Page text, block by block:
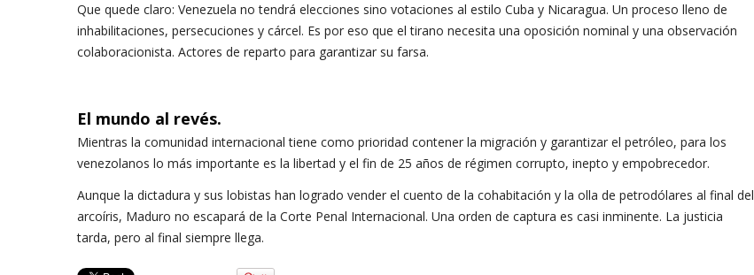
Que quede claro: Venezuela no tendrá elecciones sino votaciones al estilo Cuba y Nicaragua. Un proceso lleno de
inhabilitaciones, persecuciones y cárcel. Es por eso que el tirano necesita una oposición nominal y una observación
colaboracionista. Actores de reparto para garantizar su farsa.
El mundo al revés.
Mientras la comunidad internacional tiene como prioridad contener la migración y garantizar el petróleo, para los
venezolanos lo más importante es la libertad y el fin de 25 años de régimen corrupto, inepto y empobrecedor.
Aunque la dictadura y sus lobistas han logrado vender el cuento de la cohabitación y la olla de petrodólares al final del
arcoíris, Maduro no escapará de la Corte Penal Internacional. Una orden de captura es casi inminente. La justicia
tarda, pero al final siempre llega.